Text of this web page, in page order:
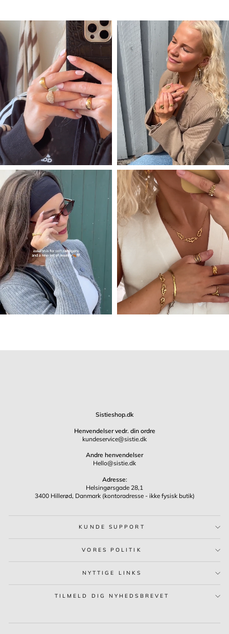
Sistieshop.dk
Henvendelser vedr. din ordre
kundeservice@sistie.dk
Andre henvendelser
Hello@sistie.dk
Adresse:
Helsingørsgade 28,1
3400 Hillerød, Danmark (kontoradresse - ikke fysisk butik)
KUNDE SUPPORT
VORES POLITIK
NYTTIGE LINKS
TILMELD DIG NYHEDSBREVET